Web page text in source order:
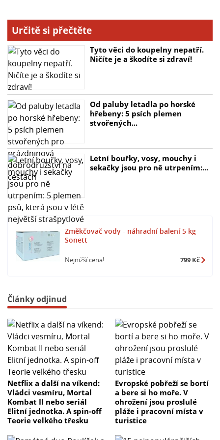
bez zbytečné zátěže pro životní prostředí.
Určitě si přečtěte
Tyto věci do koupelny nepatří.
Ničíte je a škodíte si zdraví!
Od paluby letadla po horské
hřebeny: 5 psích plemen
stvořených...
Letní bouřky, vosy, mouchy i
sekačky jsou pro ně utrpením:...
Změkčovač vody - náhradní balení 5 kg
Sonett
Nejnižší cena! 799 Kč
Články odjinud
Netflix a další na víkend:
Vládci vesmíru, Mortal
Kombat II nebo seriál
Elitní jednotka. A spin-off
Teorie velkého třesku
Evropské pobřeží se bortí
a bere si ho moře. V
ohrožení jsou proslulé
pláže i pracovní místa v
turistice